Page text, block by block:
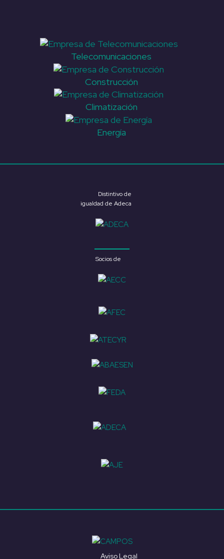
Telecomunicaciones
Construcción
Climatización
Energía
Distintivo de
igualdad de Adeca
Socios de
Aviso Legal